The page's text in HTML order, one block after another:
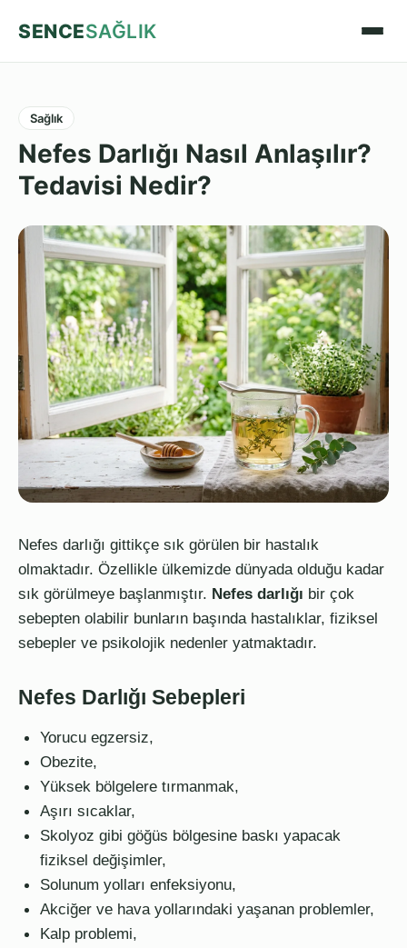
SENCESAĞLIK
Sağlık
Nefes Darlığı Nasıl Anlaşılır?
Tedavisi Nedir?
Nefes darlığı gittikçe sık görülen bir hastalık
olmaktadır. Özellikle ülkemizde dünyada olduğu kadar
sık görülmeye başlanmıştır. Nefes darlığı bir çok
sebepten olabilir bunların başında hastalıklar, fiziksel
sebepler ve psikolojik nedenler yatmaktadır.
Nefes Darlığı Sebepleri
Yorucu egzersiz,
Obezite,
Yüksek bölgelere tırmanmak,
Aşırı sıcaklar,
Skolyoz gibi göğüs bölgesine baskı yapacak
fiziksel değişimler,
Solunum yolları enfeksiyonu,
Akciğer ve hava yollarındaki yaşanan problemler,
Kalp problemi,